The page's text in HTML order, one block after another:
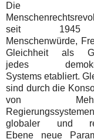
Die
seit
Menschenwürde,
Gleichheit als
jedes
Systems etabliert.
sind durch die
von
globaler und
Ebene neue